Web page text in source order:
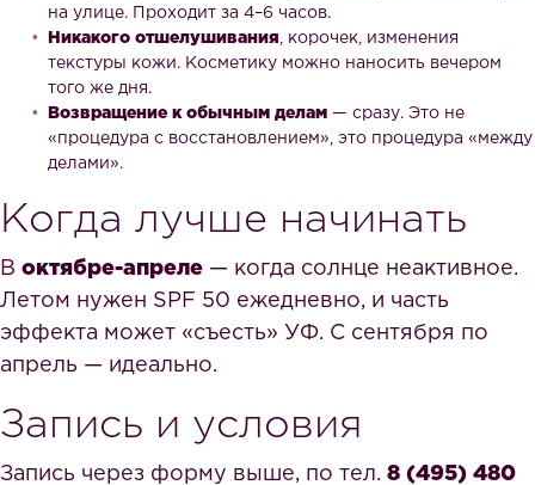
на улице. Проходит за 4–6 часов.
Никакого отшелушивания , корочек, изменения
текстуры кожи. Косметику можно наносить вечером
того же дня.
Возвращение к обычным делам — сразу. Это не
«процедура с восстановлением», это процедура «между
делами».
Когда лучше начинать
В октябре-апреле — когда солнце неактивное.
Летом нужен SPF 50 ежедневно, и часть
эффекта может «съесть» УФ. С сентября по
апрель — идеально.
Запись и условия
Запись через форму выше, по тел. 8 (495) 480